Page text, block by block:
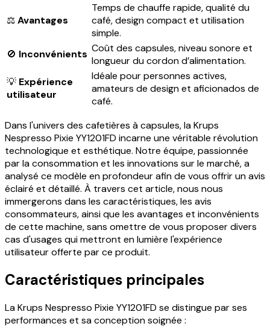
⚖️Avantages
Temps de chauffe rapide, qualité du
café, design compact et utilisation
simple.
🚫 Inconvénients Coût des capsules, niveau sonore et
longueur du cordon d’alimentation.
💡 Expérience
utilisateur
Idéale pour personnes actives,
amateurs de design et aficionados de
café.
Dans l'univers des cafetières à capsules, la Krups
Nespresso Pixie YY1201FD incarne une véritable révolution
technologique et esthétique. Notre équipe, passionnée
par la consommation et les innovations sur le marché, a
analysé ce modèle en profondeur afin de vous offrir un avis
éclairé et détaillé. À travers cet article, nous nous
immergerons dans les caractéristiques, les avis
consommateurs, ainsi que les avantages et inconvénients
de cette machine, sans omettre de vous proposer divers
cas d'usages qui mettront en lumière l'expérience
utilisateur offerte par ce produit.
Caractéristiques principales
La Krups Nespresso Pixie YY1201FD se distingue par ses
performances et sa conception soignée :